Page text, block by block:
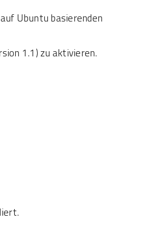
Ubuntu basierenden
1.1) zu aktivieren.